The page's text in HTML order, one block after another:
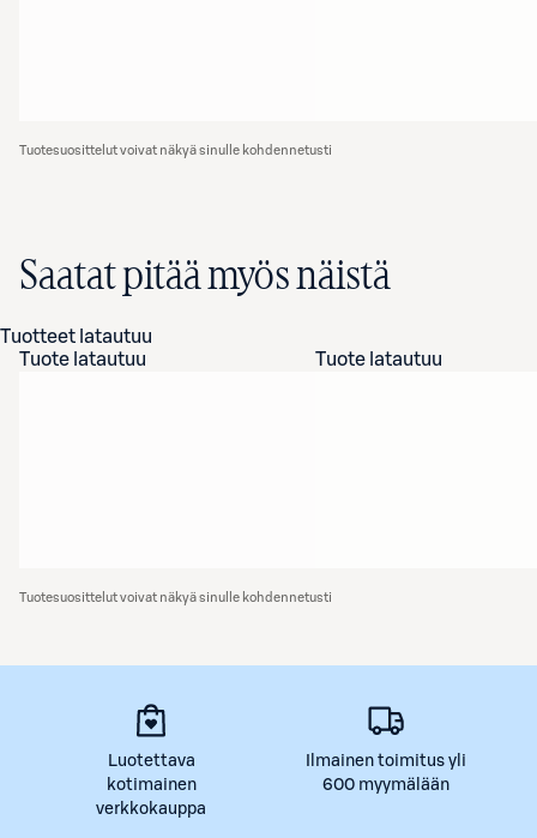
Tuotesuosittelut voivat näkyä sinulle kohdennetusti
Saatat pitää myös näistä
Tuotteet latautuu
Tuote latautuu
Tuote latautuu
Tuotesuosittelut voivat näkyä sinulle kohdennetusti
Luotettava
kotimainen
verkkokauppa
Ilmainen toimitus yli
600 myymälään